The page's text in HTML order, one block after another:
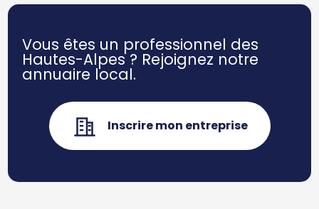
Vous êtes un professionnel des
Hautes-Alpes ? Rejoignez notre
annuaire local.
Inscrire mon entreprise